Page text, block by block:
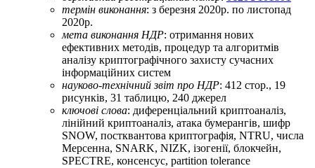
термін виконання: з березня 2020р. по листопад
2020р.
мета виконання НДР: отримання нових
ефективних методів, процедур та алгоритмів
аналізу криптографічного захисту сучасних
інформаційних систем
науково-технічний звіт про НДР: 412 стор., 19
рисунків, 31 таблицю, 240 джерел
ключові слова: диференціальний криптоаналіз,
лінійний криптоаналіз, атака бумерангів, шифр
SNOW, постквантова криптографія, NTRU, числа
Мерсенна, SNARK, NIZK, ізогенії, блокчейн,
SPECTRE, консенсус, partition tolerance